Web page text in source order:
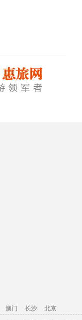
澳门 长沙 北京